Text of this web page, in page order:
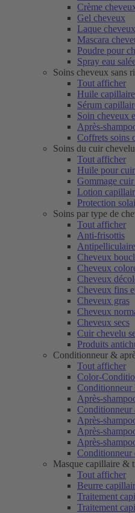
Crème
Gel cheveux
Laque cheveux
Mascara
Poudre pour
Spray eau
Soins cheveux sans
Tout afficher
Huile capillaire
Sérum
Soin cheveux
Après-
Coffrets soins
Soins du cuir chevelu
Tout afficher
Huile pour
Gommage
Lotion
Protection
Soins par type de
Tout afficher
Anti-frisottis
Antipelliculaire
Cheveux
Cheveux
Cheveux
Cheveux fins
Cheveux gras
Cheveux
Cheveux secs
Cuir chevelu
Produits
Conditionneur &
Tout afficher
Color-
Conditionneur
Après-
Conditionneur
Après-
Après-
Après-
Conditionneur
Masque capillaire &
Tout afficher
Beurre
Traitement
Traitement